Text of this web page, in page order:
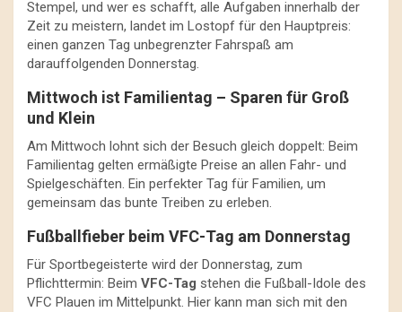
Stempel, und wer es schafft, alle Aufgaben innerhalb der
Zeit zu meistern, landet im Lostopf für den Hauptpreis:
einen ganzen Tag unbegrenzter Fahrspaß am
darauffolgenden Donnerstag.
Mittwoch ist Familientag – Sparen für Groß
und Klein
Am Mittwoch lohnt sich der Besuch gleich doppelt: Beim
Familientag gelten ermäßigte Preise an allen Fahr- und
Spielgeschäften. Ein perfekter Tag für Familien, um
gemeinsam das bunte Treiben zu erleben.
Fußballfieber beim VFC-Tag am Donnerstag
Für Sportbegeisterte wird der Donnerstag, zum
Pflichttermin: Beim VFC-Tag stehen die Fußball-Idole des
VFC Plauen im Mittelpunkt. Hier kann man sich mit den